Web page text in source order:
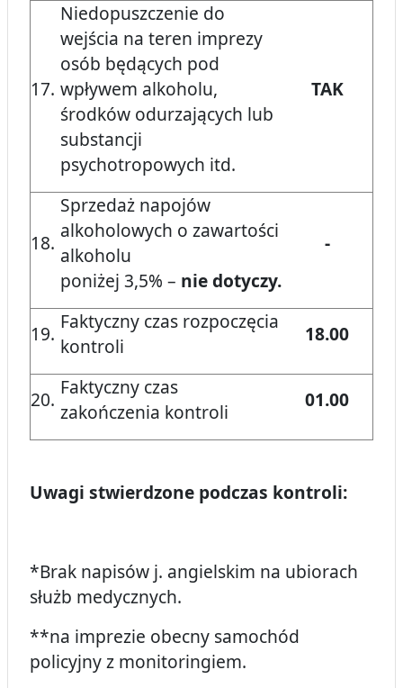
17.
Niedopuszczenie do
wejścia na teren imprezy
osób będących pod
wpływem alkoholu,
środków odurzających lub
substancji
psychotropowych itd.
TAK
18.
Sprzedaż napojów
alkoholowych o zawartości
alkoholu
poniżej 3,5% – nie dotyczy.
-
19.
Faktyczny czas rozpoczęcia
kontroli
18.00
20.
Faktyczny czas
zakończenia kontroli
01.00
Uwagi stwierdzone podczas kontroli:
*Brak napisów j. angielskim na ubiorach
służb medycznych.
**na imprezie obecny samochód
policyjny z monitoringiem.